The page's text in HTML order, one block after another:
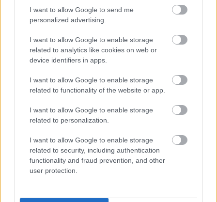
I want to allow Google to send me
personalized advertising.
I want to allow Google to enable storage
related to analytics like cookies on web or
device identifiers in apps.
I want to allow Google to enable storage
related to functionality of the website or app.
I want to allow Google to enable storage
related to personalization.
I want to allow Google to enable storage
related to security, including authentication
functionality and fraud prevention, and other
user protection.
Ugyanaz a szín mehet a szájra is
Fotó: Szécsi István / Velvet
Jön még kép!